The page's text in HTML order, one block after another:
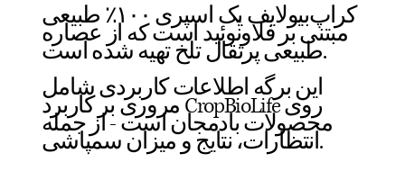
کراپ‌بیولایف یک اسپری ۱۰۰٪ طبیعی
مبتنی بر فلاونوئید است که از عصاره
طبیعی پرتقال تلخ تهیه شده است.
این برگه اطلاعات کاربردی شامل
مروری بر کاربرد CropBioLife روی
محصولات بادمجان است - از جمله
انتظارات، نتایج و میزان سمپاشی.